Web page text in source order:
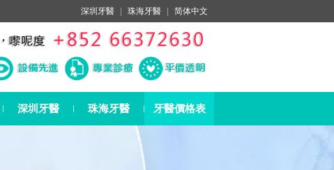
深圳牙醫 珠海牙醫 简体中文
深圳牙醫 珠海牙醫 牙醫價格表